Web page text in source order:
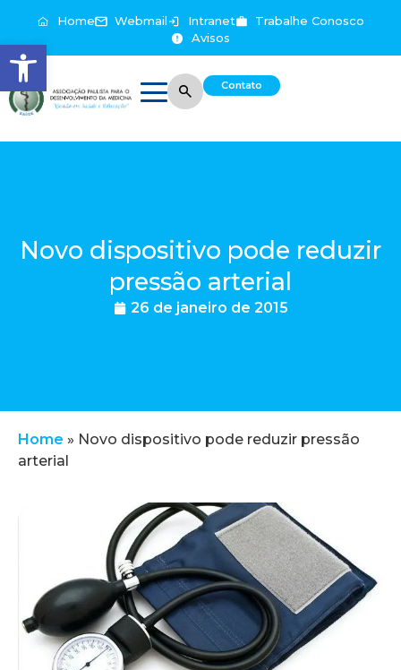
Abrir a barra de ferramentas
Home Webmail Intranet
Trabalhe Conosco
Avisos
Contato
Novo dispositivo pode reduzir
pressão arterial
26 de janeiro de 2015
Home » Novo dispositivo pode reduzir pressão
arterial